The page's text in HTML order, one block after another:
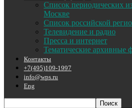
Список периодических
Москве
Список российской
Телевидение и радио
Пресса и интернет
Тематические архивные
Контакты
+7(495)109-1997
info@wps.ru
Eng